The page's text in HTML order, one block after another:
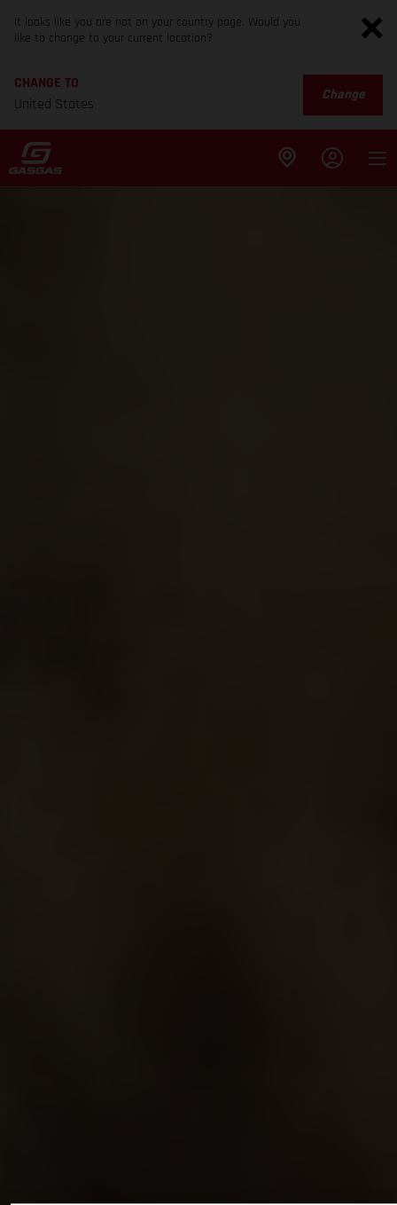
It looks like you are not on your country page. Would you
like to change to your current location?
CHANGE TO
United States
Change